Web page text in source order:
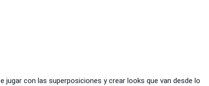
con las superposiciones y crear looks que van desde lo